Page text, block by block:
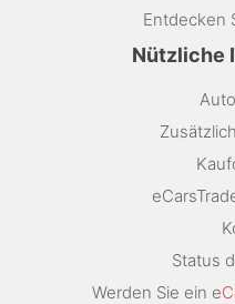
Entdecken
Nützliche
Status
Werden Sie ein e